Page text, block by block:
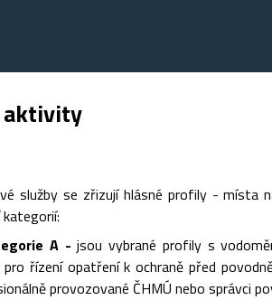
aktivity
služby se zřizují hlásné profily - místa
A - jsou vybrané profily s
řízení opatření k ochraně před
provozované ČHMÚ nebo správci